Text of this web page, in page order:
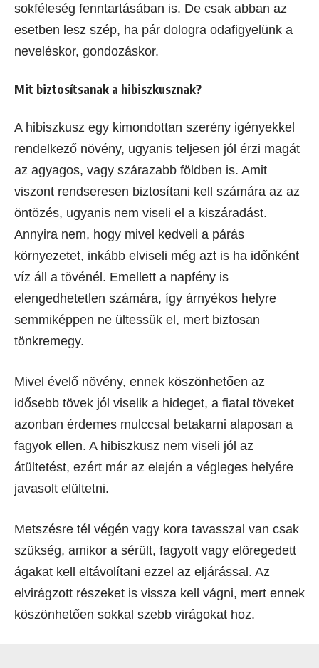
sokféleség fenntartásában is. De csak abban az
esetben lesz szép, ha pár dologra odafigyelünk a
neveléskor, gondozáskor.
Mit biztosítsanak a hibiszkusznak?
A hibiszkusz egy kimondottan szerény igényekkel
rendelkező növény, ugyanis teljesen jól érzi magát
az agyagos, vagy szárazabb földben is. Amit
viszont rendseresen biztosítani kell számára az az
öntözés, ugyanis nem viseli el a kiszáradást.
Annyira nem, hogy mivel kedveli a párás
környezetet, inkább elviseli még azt is ha időnként
víz áll a tövénél. Emellett a napfény is
elengedhetetlen számára, így árnyékos helyre
semmiképpen ne ültessük el, mert biztosan
tönkremegy.
Mivel évelő növény, ennek köszönhetően az
idősebb tövek jól viselik a hideget, a fiatal töveket
azonban érdemes mulccsal betakarni alaposan a
fagyok ellen. A hibiszkusz nem viseli jól az
átültetést, ezért már az elején a végleges helyére
javasolt elültetni.
Metszésre tél végén vagy kora tavasszal van csak
szükség, amikor a sérült, fagyott vagy elöregedett
ágakat kell eltávolítani ezzel az eljárással. Az
elvirágzott részeket is vissza kell vágni, mert ennek
köszönhetően sokkal szebb virágokat hoz.